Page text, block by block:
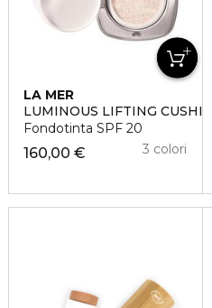
LA MER
LUMINOUS LIFTING
Fondotinta SPF 20
160,00 € 3 colori